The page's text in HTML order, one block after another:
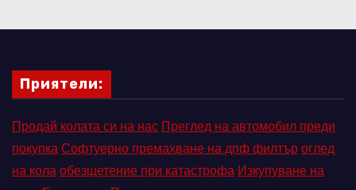
Приятели:
Продай колата си на нас Преглед на автомобил преди
покупкаСофтуерно премахване на дпф филтъроглед
на колаобезщетение при катастрофа Изкупуване на